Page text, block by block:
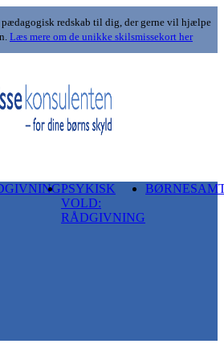
redskab til dig, der gerne vil hjælpe
Læs mere om de unikke skilsmissekort her
PSYKISK
VOLD:
RÅDGIVNING